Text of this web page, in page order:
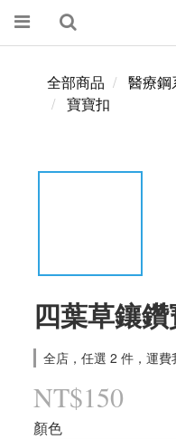
全部商品
醫療鋼
寶寶扣
四葉草鑲
全店，任選 2 件，運費
NT$150
顏色